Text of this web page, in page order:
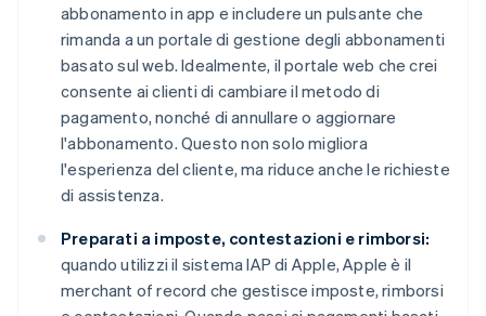
abbonamento in app e includere un pulsante che
rimanda a un portale di gestione degli abbonamenti
basato sul web. Idealmente, il portale web che crei
consente ai clienti di cambiare il metodo di
pagamento, nonché di annullare o aggiornare
l'abbonamento. Questo non solo migliora
l'esperienza del cliente, ma riduce anche le richieste
di assistenza.
Preparati a imposte, contestazioni e rimborsi:
quando utilizzi il sistema IAP di Apple, Apple è il
merchant of record che gestisce imposte, rimborsi